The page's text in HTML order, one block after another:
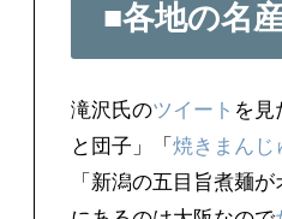
■各地の名
滝沢氏のツイート を見
と団子」「焼きまんじ
「新潟の五目旨煮麺